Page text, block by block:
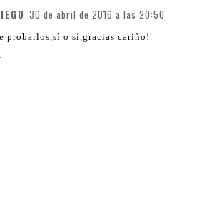
30 de abril de 2016 a las 20:50
probarlos,sí o sí,gracias cariño!